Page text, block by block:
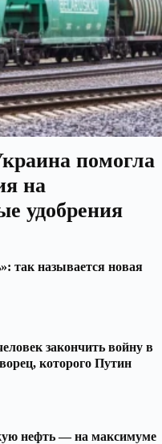
помогла
на
удобрения
так называется новая
закончить войну в
которого Путин
нефть — на максимуме